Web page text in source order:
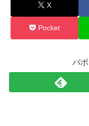
X
Pocket
バ